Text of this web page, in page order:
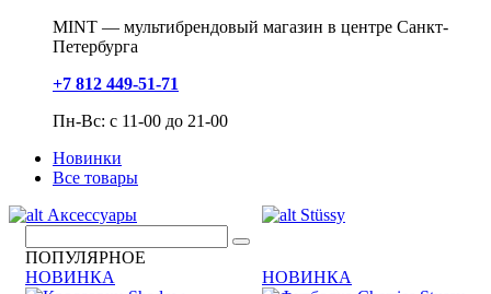
MINT — мультибрендовый магазин в центре Санкт-
Петербурга
+7 812 449-51-71
Пн-Вс: с 11-00 до 21-00
Новинки
Все товары
Аксессуары
Stüssy
ПОПУЛЯРНОЕ
НОВИНКА
НОВИНКА